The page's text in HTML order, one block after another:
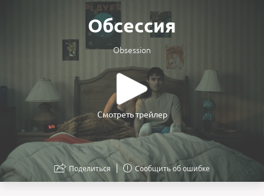
Обсессия
Obsession
Поделиться Сообщить об ошибке
Смотреть трейлер